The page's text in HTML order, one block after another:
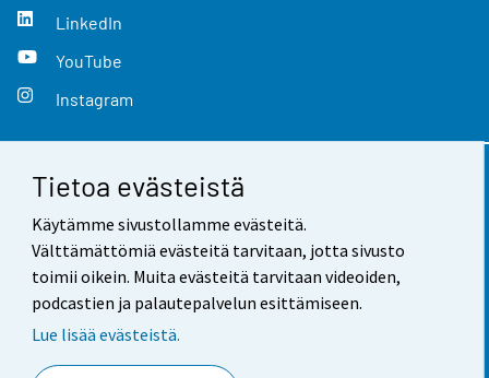
Tietoa evästeistä
Käytämme sivustollamme evästeitä.
Välttämättömiä evästeitä tarvitaan, jotta sivusto
toimii oikein. Muita evästeitä tarvitaan videoiden,
podcastien ja palautepalvelun esittämiseen.
Lue lisää evästeistä.
LinkedIn
YouTube
Instagram
Yhteystiedot
Palaute
Käyttöehdot
Saavutettavuus